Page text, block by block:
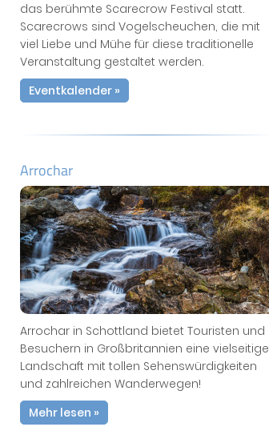
das berühmte Scarecrow Festival statt.
Scarecrows sind Vogelscheuchen, die mit
viel Liebe und Mühe für diese traditionelle
Veranstaltung gestaltet werden.
Eventkalender »
Arrochar
Arrochar in Schottland bietet Touristen und
Besuchern in Großbritannien eine vielseitige
Landschaft mit tollen Sehenswürdigkeiten
und zahlreichen Wanderwegen!
Mehr lesen »